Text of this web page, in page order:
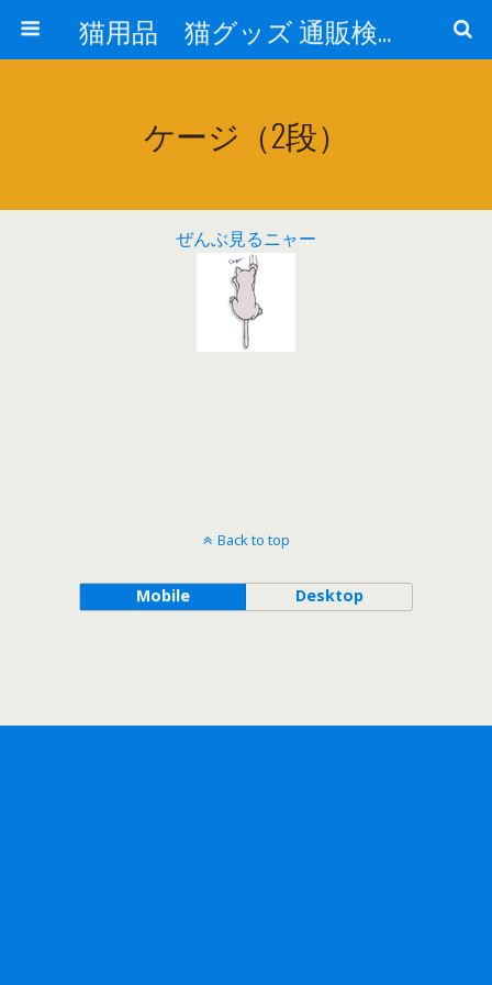
猫用品 猫グッズ 通販検索 『猫の生活 cat-life.net』
ケージ（2段）
ぜんぶ見るニャー
Back to top
Mobile Desktop